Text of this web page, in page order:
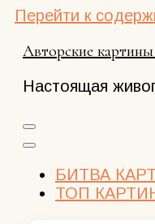
Перейти к
Авторские
Настоящая
БИТВА
ТОП